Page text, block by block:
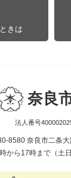
きは
奈良
法人番号
8580 奈良市二条大
から17時まで（土